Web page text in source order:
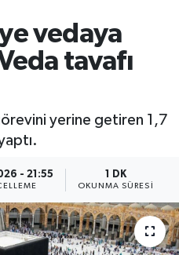
vedaya
tavafı
yerine getiren 1,7
- 21:55 1 DK
OKUNMA SÜRESI
Haritası
ve Fikstür